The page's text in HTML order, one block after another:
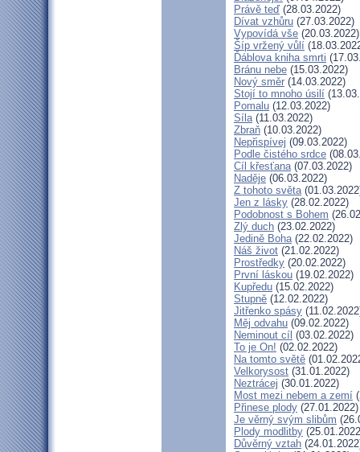
Právě teď (28.03.2022)
Dívat vzhůru (27.03.2022)
Vypovídá vše (20.03.2022)
Šíp vržený vůlí
Ďáblova kniha smrti
Bránu nebe (15.03.2022)
Nový směr (14.03.2022)
Stojí to mnoho úsilí
Pomalu (12.03.2022)
Síla(11.03.2022)
Zbraň (10.03.2022)
Nepřispívej (09.03.2022)
Podle čistého srdce
Cíl křesťana(07.03.2022)
Naděje (06.03.2022)
Z tohoto světa
Jen z lásky (28.02.2022)
Podobnost s Bohem
Zlý duch (23.02.2022)
Jedině Boha(22.02.2022)
Náš život (21.02.2022)
Prostředky (20.02.2022)
První láskou (19.02.2022)
Kupředu (15.02.2022)
Stupně (12.02.2022)
Jitřenko spásy
Měj odvahu (09.02.2022)
Neminout cíl (03.02.2022)
To je On! (02.02.2022)
Na tomto světě
Velkorysost (31.01.2022)
Neztrácej (30.01.2022)
Most mezi nebem a zemí
Přinese plody (27.01.2022)
Je věrný svým slibům
Plody modlitby
Důvěrný vztah